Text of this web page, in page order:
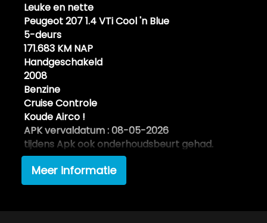
Leuke en nette
Peugeot 207 1.4 VTi Cool 'n Blue
5-deurs
171.683 KM NAP
Handgeschakeld
2008
Benzine
Cruise Controle
Koude Airco !
APK vervaldatum : 08-05-2026
tijdens Apk ook onderhoudsbeurt gehad.
Boekjes aanwezig.
2 sleutels aanwezig
Meer informatie